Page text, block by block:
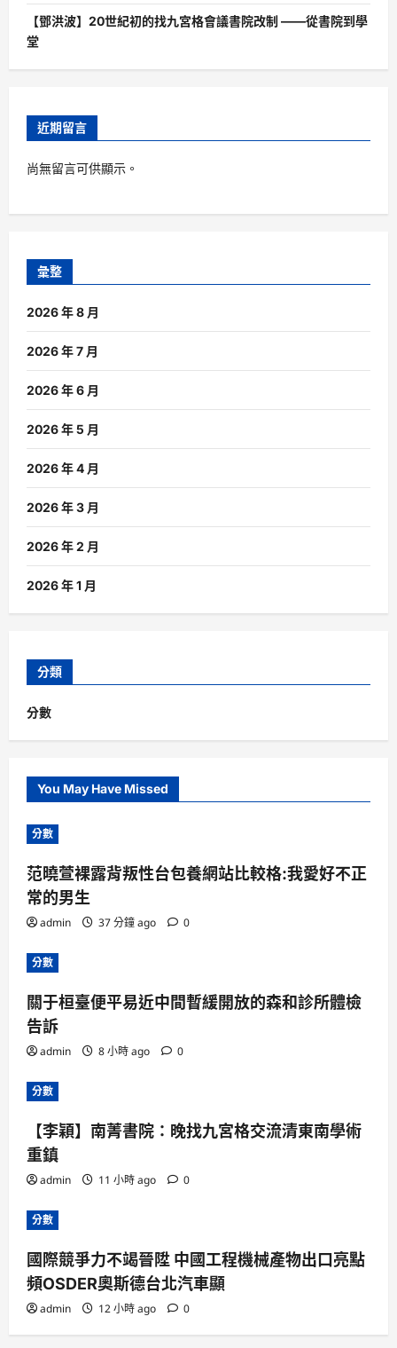
【鄧洪波】20世紀初的找九宮格會議書院改制 ——從書院到學
堂
近期留言
尚無留言可供顯示。
彙整
2026 年 8 月
2026 年 7 月
2026 年 6 月
2026 年 5 月
2026 年 4 月
2026 年 3 月
2026 年 2 月
2026 年 1 月
分類
分數
You May Have Missed
分數
范曉萱裸露背叛性台包養網站比較格:我愛好不正
常的男生
admin 37 分鐘 ago 0
分數
關于桓臺便平易近中間暫緩開放的森和診所體檢
告訴
admin 8 小時 ago 0
分數
【李穎】南菁書院：晚找九宮格交流清東南學術
重鎮
admin 11 小時 ago 0
分數
國際競爭力不竭晉陞 中國工程機械產物出口亮點
頻OSDER奧斯德台北汽車顯
admin 12 小時 ago 0